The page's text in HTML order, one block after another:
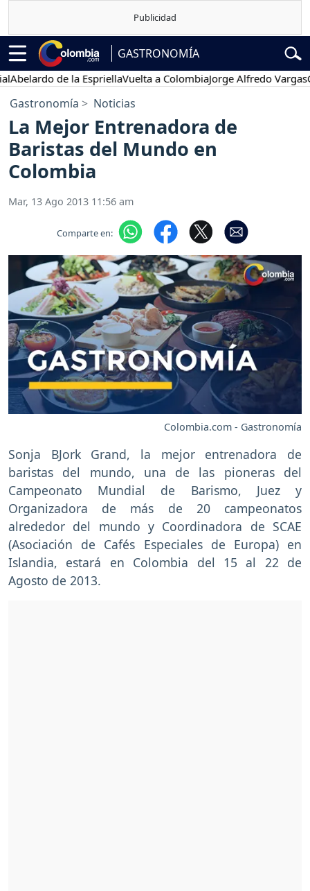
GASTRONOMÍA
de la EspriellaVuelta a ColombiaJorge Alfredo Vargas
Gastronomía Noticias
La Mejor Entrenadora de
Baristas del Mundo en
Colombia
Mar, 13 Ago 2013 11:56 am
Comparte en:
Colombia.com - Gastronomía
Sonja BJork Grand, la mejor entrenadora de
baristas del mundo, una de las pioneras del
Campeonato Mundial de Barismo, Juez y
Organizadora de más de 20 campeonatos
alrededor del mundo y Coordinadora de SCAE
(Asociación de Cafés Especiales de Europa) en
Islandia, estará en Colombia del 15 al 22 de
Agosto de 2013.